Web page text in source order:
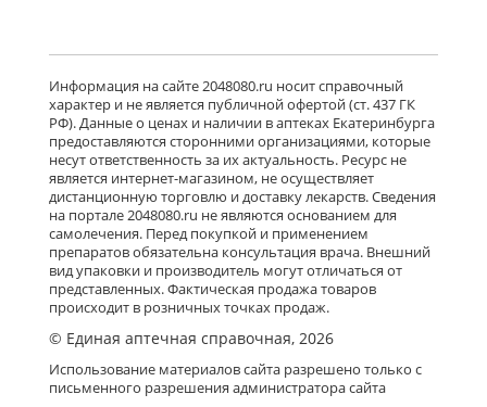
Информация на сайте 2048080.ru носит справочный
характер и не является публичной офертой (ст. 437 ГК
РФ). Данные о ценах и наличии в аптеках Екатеринбурга
предоставляются сторонними организациями, которые
несут ответственность за их актуальность. Ресурс не
является интернет-магазином, не осуществляет
дистанционную торговлю и доставку лекарств. Сведения
на портале 2048080.ru не являются основанием для
самолечения. Перед покупкой и применением
препаратов обязательна консультация врача. Внешний
вид упаковки и производитель могут отличаться от
представленных. Фактическая продажа товаров
происходит в розничных точках продаж.
© Единая аптечная справочная, 2026
Использование материалов сайта разрешено только с
письменного разрешения администратора сайта